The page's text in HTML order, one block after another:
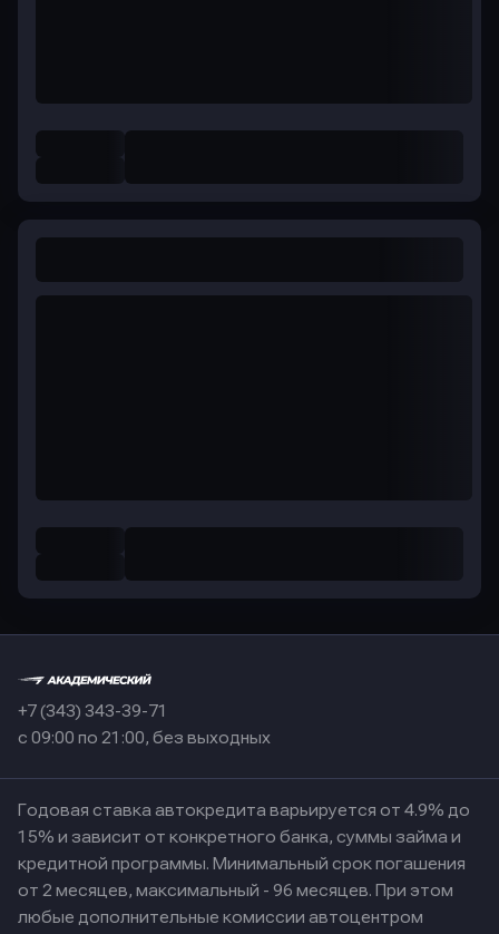
+7 (343) 343-39-71
с 09:00 по 21:00, без выходных
Годовая ставка автокредита варьируется от 4.9% до
15% и зависит от конкретного банка, суммы займа и
кредитной программы. Минимальный срок погашения
от 2 месяцев, максимальный - 96 месяцев. При этом
любые дополнительные комиссии автоцентром